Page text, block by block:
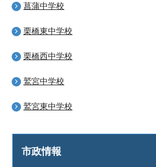
菖蒲中学校
栗橋東中学校
栗橋西中学校
鷲宮中学校
鷲宮東中学校
市政情報